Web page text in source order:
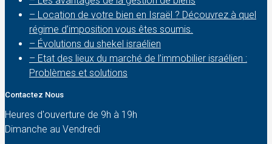
– Location de votre bien en Israël ? Découvrez à quel
régime d’imposition vous êtes soumis.
– Évolutions du shekel israélien
– Etat des lieux du marché de l’immobilier israélien :
Problèmes et solutions
Contactez Nous
Heures d'ouverture de 9h à 19h
Dimanche au Vendredi